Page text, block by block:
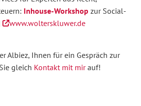
Inhouse-Workshop zur Social-
www.wolterskluwer.de
Albiez, Ihnen für ein Gespräch zur
gleich Kontakt mit mirauf!